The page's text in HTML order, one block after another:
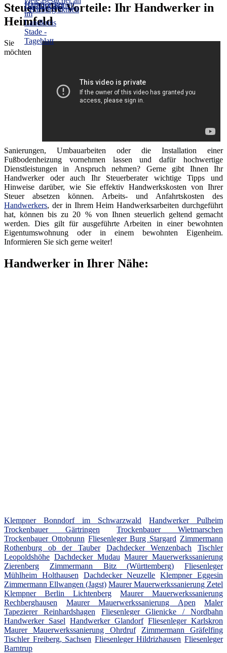
Steuerliche Vorteile: Ihr Handwerker in
Heimfeld
Sie
möchten
Sanierungen, Umbauarbeiten oder die Installation einer
Fußbodenheizung vornehmen lassen und dafür hochwertige
Dienstleistungen in Anspruch nehmen? Gerne gibt Ihnen Ihr
Handwerker oder auch Ihr Steuerberater wichtige Tipps und
Hinweise darüber, wie Sie effektiv Handwerkskosten von Ihrer
Steuer absetzen können. Arbeits- und Anfahrtskosten des
Handwerkers, der in Ihrem Heim Handwerksarbeiten durchgeführt
hat, können bis zu 20 % von Ihnen steuerlich geltend gemacht
werden. Dies gilt für ausgeführte Arbeiten in einer bewohnten
Eigentumswohnung oder in einem bewohnten Eigenheim.
Informieren Sie sich gerne weiter!
Handwerker in Ihrer Nähe:
Klempner Bonndorf im Schwarzwald
Handwerker Pulheim
Trockenbauer Gärtringen
Trockenbauer Wietmarschen
Trockenbauer Ottobrunn Fliesenleger Burg Stargard Zimmermann
Rothenburg ob der Tauber
Dachdecker Wenzenbach
Tischler
Leopoldshöhe Dachdecker Mudau Maurer Mauerwerkssanierung
Zierenberg
Zimmermann Bitz (Württemberg)
Fliesenleger
Mühlheim Holthausen
Dachdecker Neuzelle
Klempner Eggesin
Zimmermann Ellwangen (Jagst) Maurer Mauerwerkssanierung Zetel
Klempner Berlin Lichtenberg
Maurer Mauerwerkssanierung
Rechberghausen
Maurer Mauerwerkssanierung Apen
Maler
Tapezierer Reinhardshagen
Fliesenleger Glienicke / Nordbahn
Handwerker Sasel Handwerker Glandorf Fliesenleger Karlskron
Maurer Mauerwerkssanierung Ohrdruf
Zimmermann Gräfelfing
Tischler Freiberg, Sachsen Fliesenleger Hildrizhausen Fliesenleger
Barntrup